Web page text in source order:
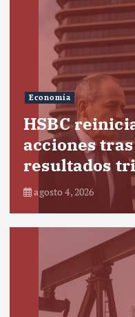
Economía
HSBC
acciones
resultados
agosto 4, 2026